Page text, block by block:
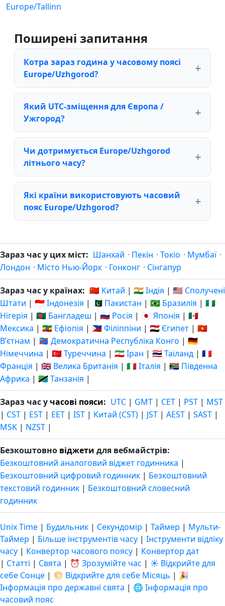
Europe/Tallinn
Поширені запитання
Котра зараз година у часовому поясі
Europe/Uzhgorod?
Який UTC-зміщення для Європа /
Ужгород?
Чи дотримується Europe/Uzhgorod
літнього часу?
Які країни використовують часовий
пояс Europe/Uzhgorod?
Зараз час у цих міст: Шанхай · Пекін · Токіо · Мумбаї ·
Лондон · Місто Нью-Йорк · Гонконг · Сінгапур
Зараз час у країнах: 🇨🇳 Китай | 🇮🇳 Індія | 🇺🇸 Сполучені
Штати | 🇮🇩 Індонезія | 🇵🇰 Пакистан | 🇧🇷 Бразилія | 🇳🇬
Нігерія | 🇧🇩 Бангладеш | 🇷🇺 Росія | 🇯🇵 Японія | 🇲🇽
Мексика | 🇪🇹 Ефіопія | 🇵🇭 Філіппіни | 🇪🇬 Єгипет | 🇻🇳
Вʼєтнам | 🇨🇩 Демократична Республіка Конго | 🇩🇪
Німеччина | 🇹🇷 Туреччина | 🇮🇷 Іран | 🇹🇭 Таїланд | 🇫🇷
Франція | 🇬🇧 Велика Британія | 🇮🇹 Італія | 🇿🇦 Південна
Африка | 🇹🇿 Танзанія |
Зараз час у часові пояси: UTC | GMT | CET | PST | MST
| CST | EST | EET | IST | Китай (CST) | JST | AEST | SAST |
MSK | NZST |
Безкоштовно віджети для вебмайстрів:
Безкоштовний аналоговий віджет годинника |
Безкоштовний цифровий годинник | Безкоштовний
текстовий годинник | Безкоштовний словесний
годинник
Unix Time | Будильник | Секундомір | Таймер | Мульти-
Таймер | Більше інструментів часу | Інструменти відліку
часу | Конвертор часового поясу | Конвертор дат
| Статті | Свята | ⏰ Зрозумійте час | ☀️ Відкрийте для
себе Сонце | 🌕 Відкрийте для себе Місяць | 🎉
Інформація про державні свята | 🌐 Інформація про
часовий пояс